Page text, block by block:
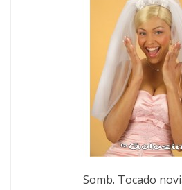
Somb. Tocado